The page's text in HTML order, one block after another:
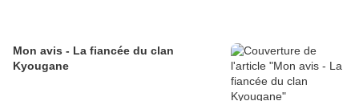
Mon avis - La fiancée du clan
Kyougane